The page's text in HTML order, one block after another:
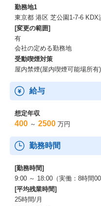
勤務地1
東京都 港区 芝公園1-7-6 KDX
[変更の範囲]
有
会社の定める勤務地
受動喫煙対策
屋内禁煙(屋内喫煙可能場所有)
給与
想定年収
400 ～ 2500 万円
勤務時間
[勤務時間]
9:00 ～ 18:00（実働：8時間
[平均残業時間]
25時間/月